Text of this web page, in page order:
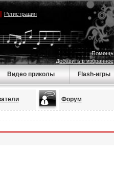
Регистрация
Помощь
Добавить в избранное
Видео приколы Flash-игры
Форум